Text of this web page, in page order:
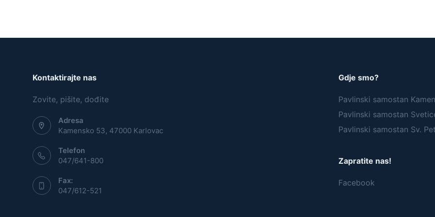
Kontaktirajte nas
Zovite, pišite, dođite
Adresa
Kamensko 53, 47000 Karlovac
Telefon
047/641-800
Fax:
047/612-521
Gdje smo?
Pavlinski samostan
Pavlinski samostan
Pavlinski samostan Sv.
Zapratite nas!
Facebook